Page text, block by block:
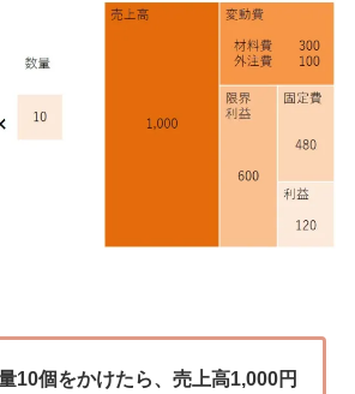
10個をかけたら、売上高1,000円